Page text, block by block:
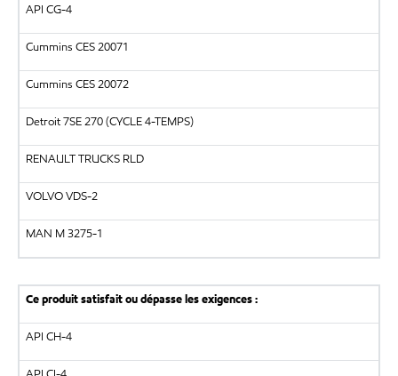
API CG-4
Cummins CES 20071
Cummins CES 20072
Detroit 7SE 270 (CYCLE 4-TEMPS)
RENAULT TRUCKS RLD
VOLVO VDS-2
MAN M 3275-1
Ce produit satisfait ou dépasse les exigences :
API CH-4